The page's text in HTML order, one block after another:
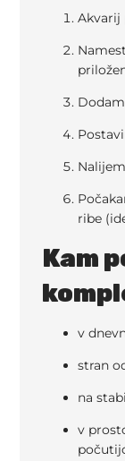
Akvarij
ribe
Kam
v
stran
na
v